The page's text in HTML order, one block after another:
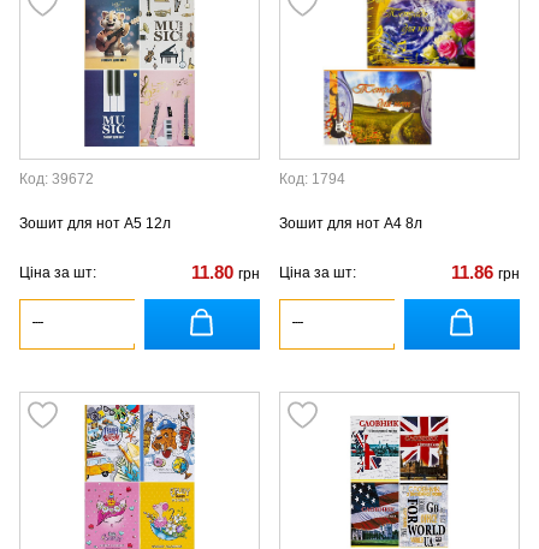
Код: 39672
Зошит для нот А5 12л
Ціна за шт: 11.80 грн
Код: 1794
Зошит для нот А4 8л
Ціна за шт: 11.86 грн